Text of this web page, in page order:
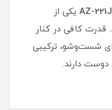
یکی از
قدرت کافی در کنار
شست‌وشو، ترکیبی
دوست دارند.